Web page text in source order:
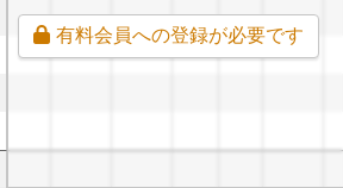
有料会員への登録が必要です